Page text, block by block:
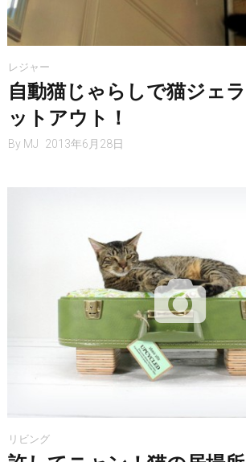
レジャー
自動猫じゃらしで猫ジェ
ットアウト！
By MJ 2013年6月28日
リビング